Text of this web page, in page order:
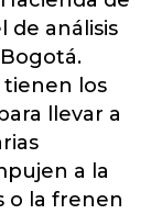
de análisis
los
llevar a
a la
o la frenen